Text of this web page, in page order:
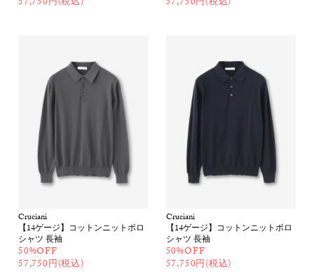
Cruciani
【14ゲージ】コットンニットポロ
シャツ 長袖
50%OFF
57,750円(税込)
Cruciani
【14ゲージ】コットンニットポロ
シャツ 長袖
50%OFF
57,750円(税込)